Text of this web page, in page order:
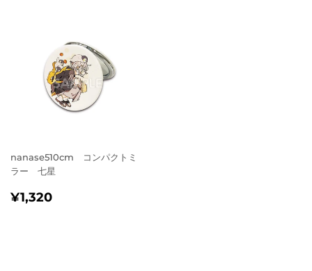
nanase510cm コンパクトミ
ラー 七星
通
¥1,320